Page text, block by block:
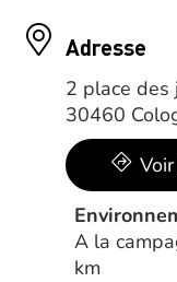
Adresse
2 place des
30460
A la
km